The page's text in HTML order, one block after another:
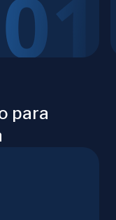
para